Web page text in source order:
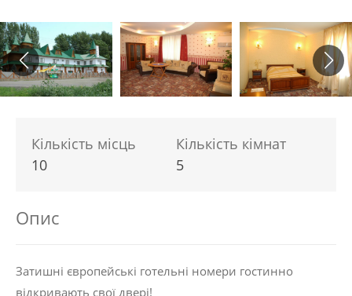
Кількість місць
10
Кількість кімнат
5
Опис
Затишні європейські готельні номери гостинно
відкривають свої двері!